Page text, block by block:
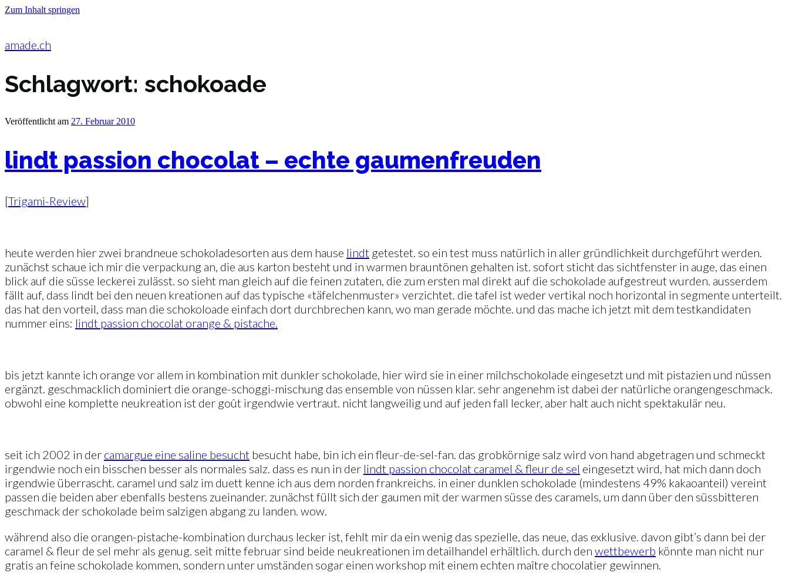
Zum Inhalt springen
amade.ch
Schlagwort: schokoade
Veröffentlicht am 27. Februar 2010
lindt passion chocolat – echte gaumenfreuden
[Trigami-Review]
heute werden hier zwei brandneue schokoladesorten aus dem hause lindt getestet. so ein test muss natürlich in aller gründlichkeit durchgeführt werden.
zunächst schaue ich mir die verpackung an, die aus karton besteht und in warmen brauntönen gehalten ist. sofort sticht das sichtfenster in auge, das einen
blick auf die süsse leckerei zulässt. so sieht man gleich auf die feinen zutaten, die zum ersten mal direkt auf die schokolade aufgestreut wurden. ausserdem
fällt auf, dass lindt bei den neuen kreationen auf das typische «täfelchenmuster» verzichtet. die tafel ist weder vertikal noch horizontal in segmente unterteilt.
das hat den vorteil, dass man die schokoloade einfach dort durchbrechen kann, wo man gerade möchte. und das mache ich jetzt mit dem testkandidaten
nummer eins: lindt passion chocolat orange & pistache.
bis jetzt kannte ich orange vor allem in kombination mit dunkler schokolade, hier wird sie in einer milchschokolade eingesetzt und mit pistazien und nüssen
ergänzt. geschmacklich dominiert die orange-schoggi-mischung das ensemble von nüssen klar. sehr angenehm ist dabei der natürliche orangengeschmack.
obwohl eine komplette neukreation ist der goût irgendwie vertraut. nicht langweilig und auf jeden fall lecker, aber halt auch nicht spektakulär neu.
seit ich 2002 in der camargue eine saline besucht besucht habe, bin ich ein fleur-de-sel-fan. das grobkörnige salz wird von hand abgetragen und schmeckt
irgendwie noch ein bisschen besser als normales salz. dass es nun in der lindt passion chocolat caramel & fleur de sel eingesetzt wird, hat mich dann doch
irgendwie überrascht. caramel und salz im duett kenne ich aus dem norden frankreichs. in einer dunklen schokolade (mindestens 49% kakaoanteil) vereint
passen die beiden aber ebenfalls bestens zueinander. zunächst füllt sich der gaumen mit der warmen süsse des caramels, um dann über den süssbitteren
geschmack der schokolade beim salzigen abgang zu landen. wow.
während also die orangen-pistache-kombination durchaus lecker ist, fehlt mir da ein wenig das spezielle, das neue, das exklusive. davon gibt’s dann bei der
caramel & fleur de sel mehr als genug. seit mitte februar sind beide neukreationen im detailhandel erhältlich. durch den wettbewerb könnte man nicht nur
gratis an feine schokolade kommen, sondern unter umständen sogar einen workshop mit einem echten maître chocolatier gewinnen.